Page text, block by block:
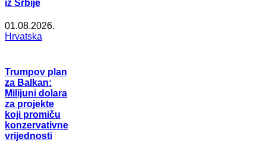
iz Srbije
01.08.2026.
Hrvatska
Trumpov plan
za Balkan:
Milijuni dolara
za projekte
koji promiču
konzervativne
vrijednosti